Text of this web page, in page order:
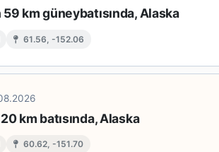
km güneybatısında, Alaska
61.56, -152.06
km batısında, Alaska
60.62, -151.70